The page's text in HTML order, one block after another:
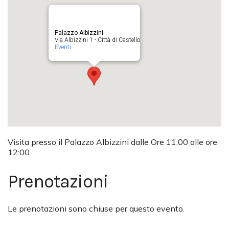
Palazzo Albizzini
Via Albizzini 1 - Città di Castello
Eventi
Visita presso il Palazzo Albizzini dalle Ore 11:00 alle ore
12:00
Prenotazioni
Le prenotazioni sono chiuse per questo evento.